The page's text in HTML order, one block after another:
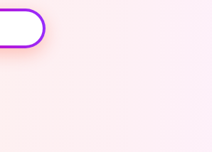
Oeps, browser niet ondersteund